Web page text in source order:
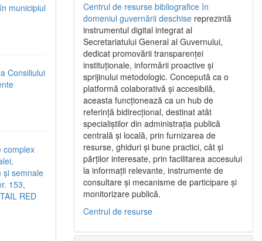
municipiul
Consiliului
complex
și semnale
153,
RED
Centrul de resurse bibliografice în
domeniul guvernării deschise reprezintă
instrumentul digital integrat al
Secretariatului General al Guvernului,
dedicat promovării transparenței
instituționale, informării proactive și
sprijinului metodologic. Concepută ca o
platformă colaborativă și accesibilă,
aceasta funcționează ca un hub de
referință bidirecțional, destinat atât
specialiștilor din administrația publică
centrală și locală, prin furnizarea de
resurse, ghiduri și bune practici, cât și
părților interesate, prin facilitarea accesului
la informații relevante, instrumente de
consultare și mecanisme de participare și
monitorizare publică.
Centrul de resurse